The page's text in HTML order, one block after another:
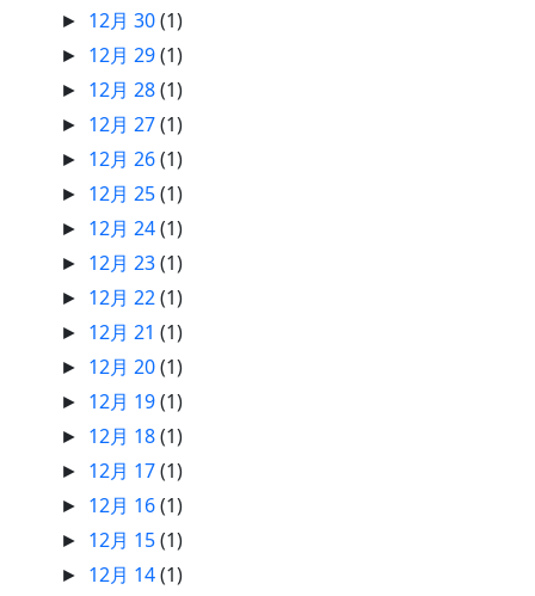
► 12月 30(1)
► 12月 29(1)
► 12月 28(1)
► 12月 27(1)
► 12月 26(1)
► 12月 25(1)
► 12月 24(1)
► 12月 23(1)
► 12月 22(1)
► 12月 21(1)
► 12月 20(1)
► 12月 19(1)
► 12月 18(1)
► 12月 17(1)
► 12月 16(1)
► 12月 15(1)
► 12月 14(1)